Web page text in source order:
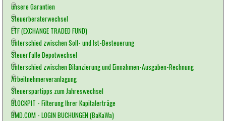
unsere Garantien
Steuerberaterwechsel
ETF (EXCHANGE TRADED FUND)
Unterschied zwischen Soll- und Ist-Besteuerung
Steuerfalle Depotwechsel
Unterschied zwischen Bilanzierung und Einnahmen-Ausgaben-Rechnung
Arbeitnehmerveranlagung
Steuerspartipps zum Jahreswechsel
BLOCKPIT - Filterung Ihrer Kapitalerträge
BMD.COM - LOGIN BUCHUNGEN (BaKaWa)